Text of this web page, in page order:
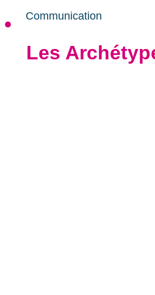
Communication
Les